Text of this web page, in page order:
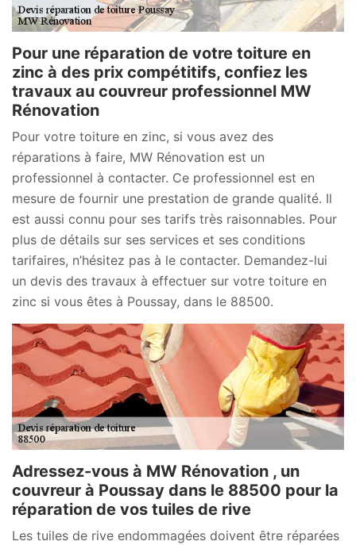
Pour une réparation de votre toiture en
zinc à des prix compétitifs, confiez les
travaux au couvreur professionnel MW
Rénovation
Pour votre toiture en zinc, si vous avez des
réparations à faire, MW Rénovation est un
professionnel à contacter. Ce professionnel est en
mesure de fournir une prestation de grande qualité. Il
est aussi connu pour ses tarifs très raisonnables. Pour
plus de détails sur ses services et ses conditions
tarifaires, n’hésitez pas à le contacter. Demandez-lui
un devis des travaux à effectuer sur votre toiture en
zinc si vous êtes à Poussay, dans le 88500.
Adressez-vous à MW Rénovation , un
couvreur à Poussay dans le 88500 pour la
réparation de vos tuiles de rive
Les tuiles de rive endommagées doivent être réparées